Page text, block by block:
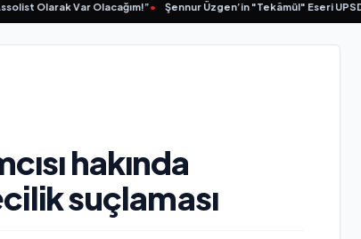
Olarak Var Olacağım!”• Şennur Üzgen’in "Tekâmül" Eseri UPSD
hakında
suçlaması